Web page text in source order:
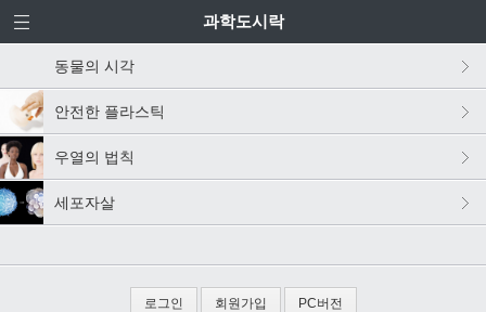
과학도시락
동물의 시각
안전한 플라스틱
우열의 법칙
세포자살
로그인 회원가입 PC버전